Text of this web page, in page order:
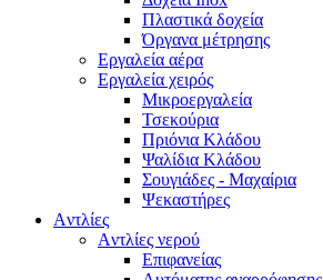
Πλαστικά δοχεία
Όργανα μέτρησης
Εργαλεία αέρα
Εργαλεία χειρός
Μικροεργαλεία
Τσεκούρια
Πριόνια Κλάδου
Ψαλίδια Κλάδου
Σουγιάδες - Μαχαίρια
Ψεκαστήρες
Aντλίες
Aντλίες νερού
Επιφανείας